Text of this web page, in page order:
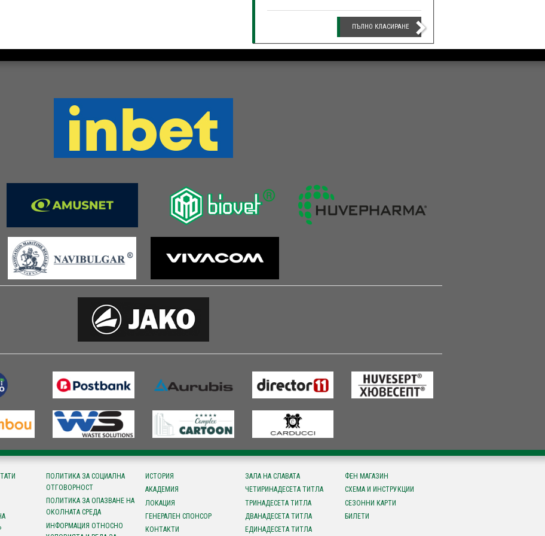
ПЪЛНО КЛАСИРАНЕ
ПОЛИТИКА ЗА СОЦИАЛНА
ОТГОВОРНОСТ
ПОЛИТИКА ЗА ОПАЗВАНЕ НА
ОКОЛНАТА СРЕДА
ИНФОРМАЦИЯ ОТНОСНО
ИСТОРИЯ
АКАДЕМИЯ
ЛОКАЦИЯ
ГЕНЕРАЛЕН СПОНСОР
КОНТАКТИ
ЗАЛА НА СЛАВАТА
ЧЕТИРИНАДЕСЕТА ТИТЛА
ТРИНАДЕСЕТА ТИТЛА
ДВАНАДЕСЕТА ТИТЛА
ЕДИНАДЕСЕТА ТИТЛА
ФЕН МАГАЗИН
СХЕМА И ИНСТРУКЦИИ
СЕЗОННИ КАРТИ
БИЛЕТИ